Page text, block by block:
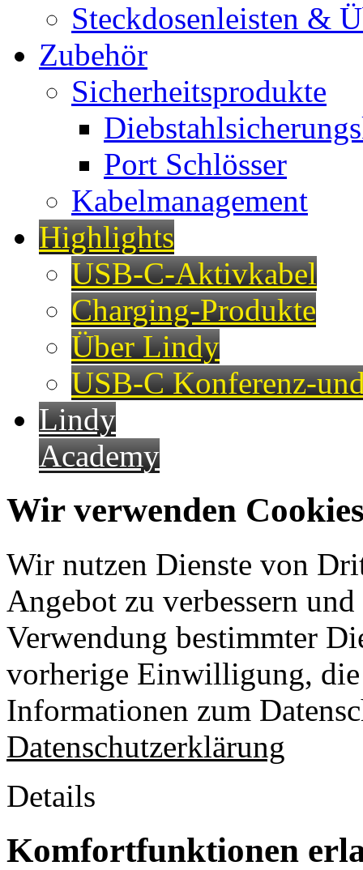
Steckdosenleisten &
Zubehör
Sicherheitsprodukte
Port Schlösser
Kabelmanagement
Highlights
USB-C-Aktivkabel
Charging-Produkte
Über Lindy
USB-C Konferenz-
Lindy
Academy
Wir verwenden
Wir nutzen Dienste von
Angebot zu verbessern
Verwendung bestimmter
vorherige Einwilligung,
Informationen zum
Datenschutzerklärung
Details
Komfortfunktionen